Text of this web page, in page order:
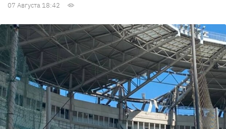
07 Августа 18:42